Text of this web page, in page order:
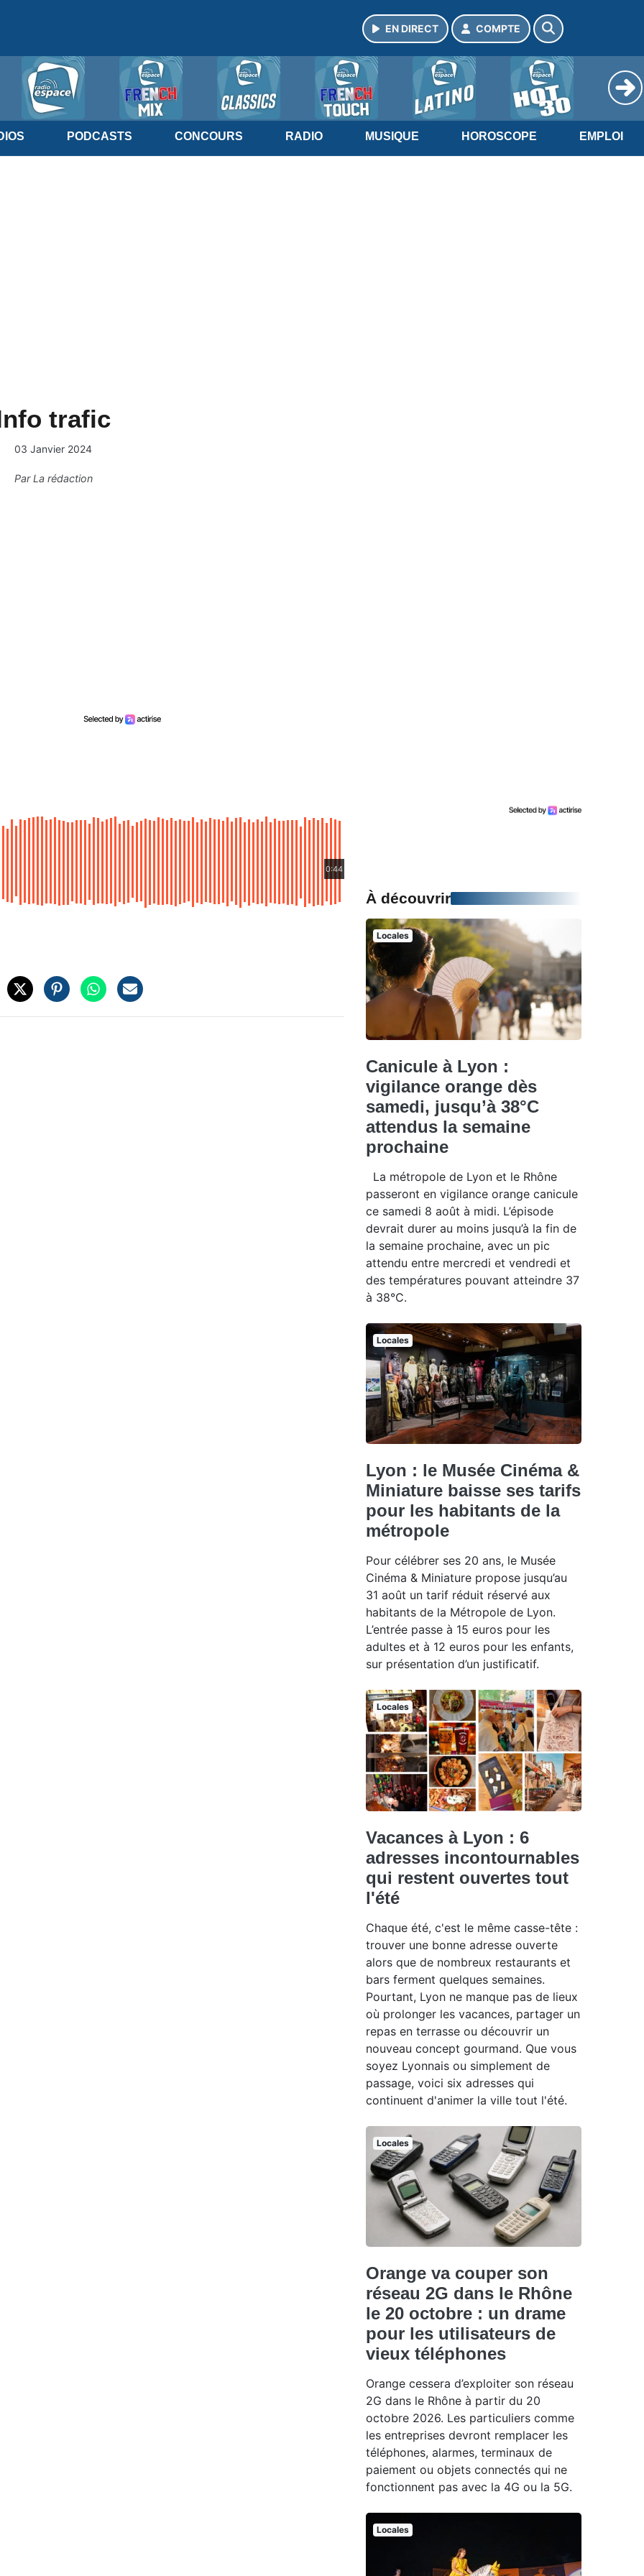
EN DIRECT COMPTE
PODCASTS CONCOURS RADIO MUSIQUE HOROSCOPE EMPLOI
trafic
03 Janvier 2024
ParLa rédaction
0:44
À découvrir
Locales
Canicule à Lyon :
vigilance orange dès
samedi, jusqu’à 38°C
attendus la semaine
prochaine
La métropole de Lyon et le Rhône
passeront en vigilance orange canicule
ce samedi 8 août à midi. L’épisode
devrait durer au moins jusqu’à la fin de
la semaine prochaine, avec un pic
attendu entre mercredi et vendredi et
des températures pouvant atteindre 37
à 38°C.
Locales
Lyon : le Musée Cinéma &
Miniature baisse ses tarifs
pour les habitants de la
métropole
Pour célébrer ses 20 ans, le Musée
Cinéma & Miniature propose jusqu’au
31 août un tarif réduit réservé aux
habitants de la Métropole de Lyon.
L’entrée passe à 15 euros pour les
adultes et à 12 euros pour les enfants,
sur présentation d’un justificatif.
Locales
Vacances à Lyon : 6
adresses incontournables
qui restent ouvertes tout
l'été
Chaque été, c'est le même casse-tête :
trouver une bonne adresse ouverte
alors que de nombreux restaurants et
bars ferment quelques semaines.
Pourtant, Lyon ne manque pas de lieux
où prolonger les vacances, partager un
repas en terrasse ou découvrir un
nouveau concept gourmand. Que vous
soyez Lyonnais ou simplement de
passage, voici six adresses qui
continuent d'animer la ville tout l'été.
Locales
Orange va couper son
réseau 2G dans le Rhône
le 20 octobre : un drame
pour les utilisateurs de
vieux téléphones
Orange cessera d’exploiter son réseau
2G dans le Rhône à partir du 20
octobre 2026. Les particuliers comme
les entreprises devront remplacer les
téléphones, alarmes, terminaux de
paiement ou objets connectés qui ne
fonctionnent pas avec la 4G ou la 5G.
Locales